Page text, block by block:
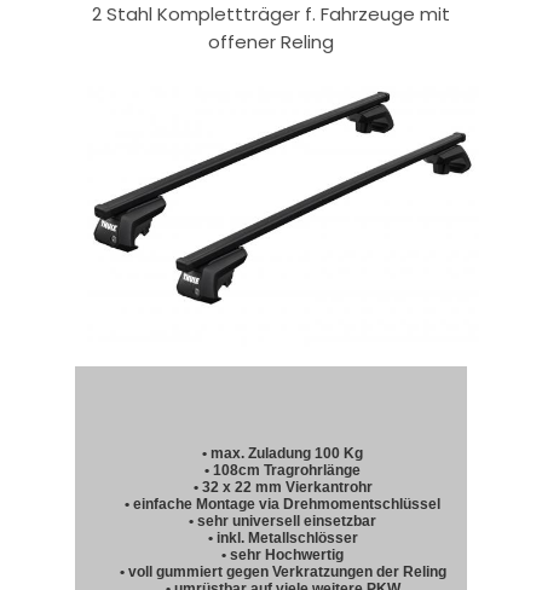
2 Stahl Komplettträger f. Fahrzeuge mit
offener Reling
• max. Zuladung 100 Kg
• 108cm Tragrohrlänge
• 32 x 22 mm Vierkantrohr
• einfache Montage via Drehmomentschlüssel
• sehr universell einsetzbar
• inkl. Metallschlösser
• sehr Hochwertig
• voll gummiert gegen Verkratzungen der Reling